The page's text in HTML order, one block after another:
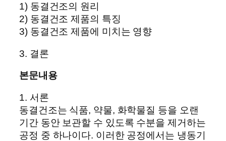
1) 동결건조의 원리
2) 동결건조 제품의 특징
3) 동결건조 제품에 미치는 영향
3. 결론
본문내용
1. 서론
동결건조는 식품, 약물, 화학물질 등을 오랜
기간 동안 보관할 수 있도록 수분을 제거하는
공정 중 하나이다. 이러한 공정에서는 냉동기